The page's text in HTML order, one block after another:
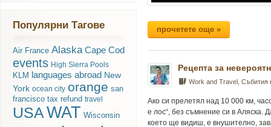
Популярни Тагове
Air France Alaska Cape Cod
events High Sierra Pools
KLM languages abroad New
York ocean city orange san
francisco tax refund travel
USAWAT Wisconsin
прочетете още »
Рецепта за
Work and Travel
Ако си прелетял над 10 000 км,
е лос“, без съмнение си в Аляска.
което ще видиш, е внушително,